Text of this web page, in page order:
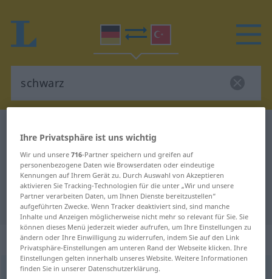
Deutsch-Türkisch Übersetzung für
"schwarz"
"schwarz" Türkisch Übersetzung
„schwarz“: Adjektiv, adjektivisch
schwarzadj
Ihre Privatsphäre ist uns wichtig
Wir und unsere716-Partner speichern und greifen auf
personenbezogene Daten wie Browserdaten oder eindeutige
Kennungen auf Ihrem Gerät zu. Durch Auswahl von Akzeptieren
aktivieren Sie Tracking-Technologien für die unter „Wir und unsere
Partner verarbeiten Daten, um Ihnen Dienste bereitzustellen“
aufgeführten Zwecke. Wenn Tracker deaktiviert sind, sind manche
Inhalte und Anzeigen möglicherweise nicht mehr so relevant für Sie. Sie
können dieses Menü jederzeit wieder aufrufen, um Ihre Einstellungen zu
ändern oder Ihre Einwilligung zu widerrufen, indem Sie auf den Link
Privatsphäre-Einstellungen am unteren Rand der Webseite klicken. Ihre
Einstellungen gelten innerhalb unseres Website. Weitere Informationen
finden Sie in unserer Datenschutzerklärung.